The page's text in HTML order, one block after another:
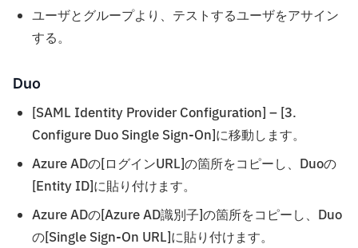
ユーザとグループより、テストするユーザをアサイン
する。
Duo
[SAML Identity Provider Configuration] – [3.
Configure Duo Single Sign-On]に移動します。
Azure ADの[ログインURL]の箇所をコピーし、Duoの
[Entity ID]に貼り付けます。
Azure ADの[Azure AD識別子]の箇所をコピーし、Duo
の[Single Sign-On URL]に貼り付けます。